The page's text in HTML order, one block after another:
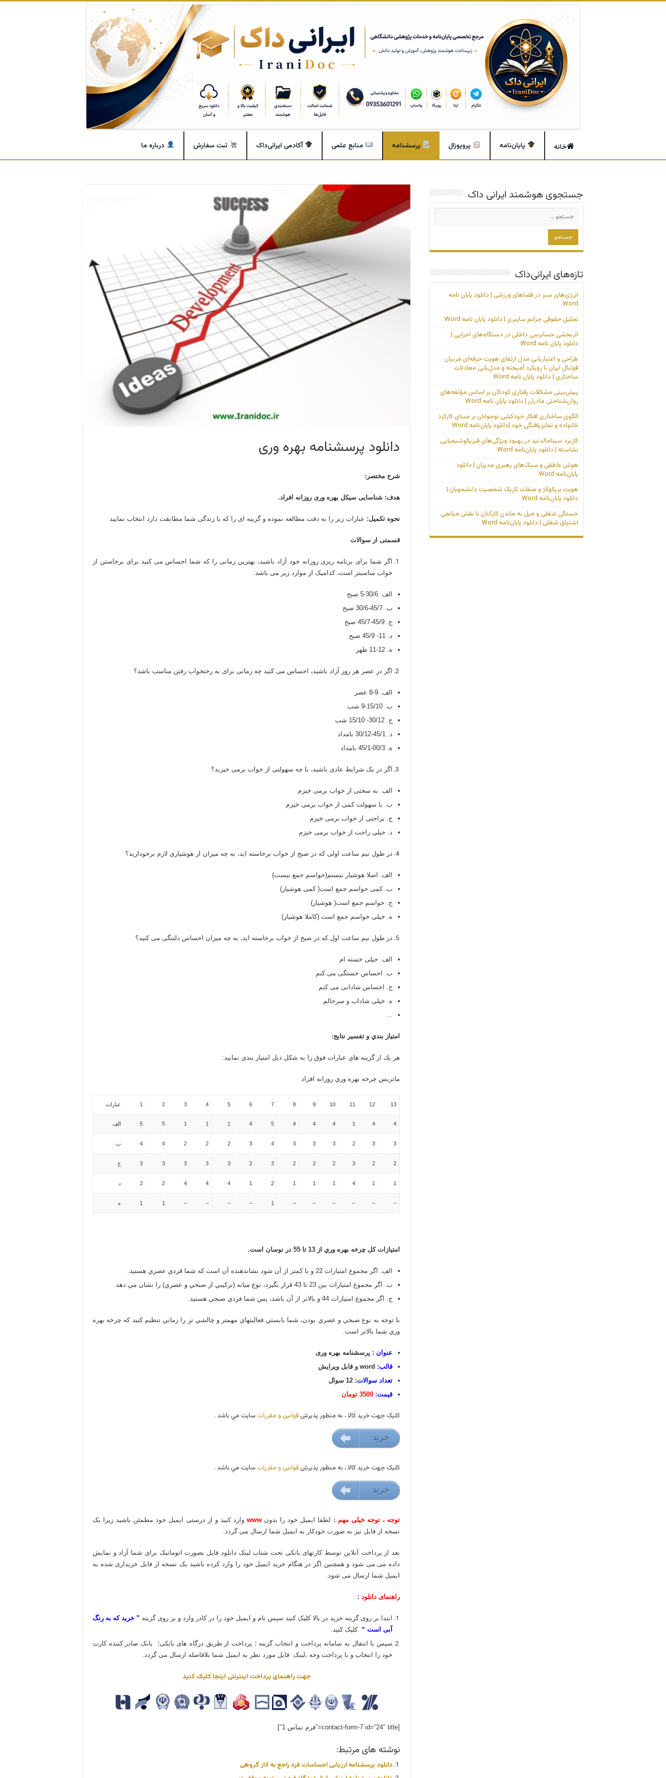
خانه پایان‌نامه پروپوزال پرسشنامه منابع علمی آکادمی ایرانی‌داک ثبت سفارش درباره ما
دانلود پرسشنامه بهره وری
شرح مختصر:
هدف: شناسایی سیکل بهره وری روزانه افراد.
نحوه تکمیل: عبارات زیر را به دقت مطالعه نموده و گزینه ای را که با زندگی شما مطابقت دارد انتخاب نمایید
قسمتی از سوالات
اگر شما برای برنامه ریزی روزانه خود آزاد باشید، بهترین زمانی را که شما احساس می کنید برای برخاستن از
خواب مناسبتر است، کدامیک از موارد زیر می باشد:
الف. 30/6-5 صبح
ب. 45/7-30/6 صبح
ج. 45/9-45/7 صبح
د. 11- 45/9 صبح
ه. 12-11 ظهر
اگر در عصر هر روز آزاد باشید، احساس می کنید چه زمانی برای به رختخواب رفتن مناسب باشد؟
الف. 9-8 عصر
ب. 15/10-9 شب
ج. 30/12- 15/10 شب
د. 45/1-30/12 بامداد
ه. 00/3-45/1 بامداد
اگر در یک شرایط عادی باشید، با چه سهولتی از خواب برمی خیزید؟
الف. به سختی از خواب برمی خیزم
ب. با سهولت کمی از خواب برمی خیزم
ج. براحتی از خواب برمی خیزم
د. خیلی راحت از خواب برمی خیزم
در طول نیم ساعت اولی که در صبح از خواب برخاسته اید، به چه میزان از هوشیاری لازم برخودارید؟
الف. اصلا هوشیار نیستم(حواسم جمع نیست)
ب. کمی حواسم جمع است( کمی هوشیار)
ج. حواسم جمع است( هوشیار)
ه. خیلی حواسم جمع است (کاملا هوشیار)
در طول نیم ساعت اول که در صبح از خواب برخاسته اید، به چه میزان احساس دلتنگی می کنید؟
الف. خیلی خسته ام
ب. احساس خستگی می کنم
ج. احساس شادابی می کنم
ه. خیلی شاداب و سرحالم
امتياز بندي و تفسير نتايج:
هر يك از گزينه هاي عبارات فوق را به شكل ذيل امتياز بندي نماييد:
ماتريس چرخه بهره وري روزانه افراد
13
12
11
10
9
8
7
6
5
4
3
2
1 عبارات
4
4
1
4
4
4
5
4
1
1
1
5
5 الف
3
3
2
3
3
3
4
3
2
2
2
4
4 ب
2
2
3
2
2
2
3
2
3
3
3
3
3 ج
1
1
4
1
1
1
2
1
4
4
4
2
2 د
–
–
–
–
–
–
1
–
–
–
–
1
1 ه
امتيازات كل چرخه بهره وري از 13 تا 55 در نوسان است.
الف. اگر مجموع امتيازات 22 و يا كمتر از آن شود نشاندهنده آن است كه شما فردي عصري هستيد.
ب. اگر مجموع امتيازات بين 23 تا 43 قرار بگيرد، نوع ميانه (تركيبي از صبخي و عصري) را نشان مي دهد.
ج. اگر مجموع امتيازات 44 و بالاتر از آن باشد، پس شما فردي صبحي هستيد.
با توجه به نوع صبحي و عصري بودن، شما بايستي فعاليتهاي مهمتر و چالشي تر را زماني تنظيم كنيد كه چرخه بهره
وري شما بالاتر است.
عنوان : پرسشنامه بهره وری
قالب:
تعداد سوالات:
قیمت: 3500 تومان
کليک جهت خريد کالا ، به منظور پذيرش قوانين و مقررات سايت مي باشد .
35000 تومان خريد
کليک جهت خريد کالا ، به منظور پذيرش قوانين و مقررات سايت مي باشد .
35000 تومان خريد
توجه ، توجه خیلی مهم : لطفا ایمیل خود را بدون www وارد کنید و از درستی ایمیل خود مطمئن باشید زیرا یک
نسخه از فایل نیز به صورت خودکار به ایمیل شما ارسال می گردد.
بعد از پرداخت آنلاین توسط کارتهای بانکی تحت شتاب لینک دانلود فایل بصورت اتوماتیک برای شما آزاد و نمایش
داده می می شود و همچنین اگر در هنگام خرید ایمیل خود را وارد کرده باشید یک نسخه از فایل خریداری شده به
ایمیل شما ارسال می شود.
راهنمای دانلود :
ابتدا بر روی گزینه خرید در بالا کلیک کنید سپس نام و ایمیل خود را در کادر وارد و بر روی گزینه ” خرید که به رنگ
آبی است “ کلیک کنید.
سپس با انتقال به سامانه پرداخت و انتخاب گزینه ؛ پرداخت از طریق درگاه های بانکی؛ بانک صادر کننده کارت
خود را انتخاب و با پرداخت وجه ،لینک فایل مورد نظر به ایمیل شما بلافاصله ارسال می گردد.
جهت راهنمای پرداخت اینترنتی اینجا کلیک کنید
[contact-form-7 id=”24″ title=”فرم تماس 1″]
نوشته های مرتبط:
دانلود پرسشنامه ارزيابی احساسات فرد راجع به کار گروهی
جستجوی هوشمند ایرانی داک
تازه‌های ایرانی‌داک
انرژی‌های سبز در فضاهای ورزشی | دانلود پایان نامه
Word
تحلیل حقوقی جرائم سایبری | دانلود پایان نامه Word
اثربخشی حسابرسی داخلی در دستگاه‌های اجرایی |
دانلود پایان نامه Word
طراحی و اعتباریابی مدل ارتقای هویت حرفه‌ای مربیان
فوتبال ایران با رویکرد آمیخته و مدل‌یابی معادلات
ساختاری | دانلود پایان نامه Word
پیش‌بینی مشکلات رفتاری کودکان بر اساس مؤلفه‌های
روان‌شناختی مادران | دانلود پایان نامه Word
الگوی ساختاری افکار خودکشی نوجوانان بر مبنای کارکرد
خانواده و تمایزیافتگی خود |دانلود پایان‌نامه Word
کاربرد سینامالدئید در بهبود ویژگی‌های فیزیکوشیمیایی
نشاسته | دانلود پایان‌نامه Word
هوش عاطفی و سبک‌های رهبری مدیران | دانلود
پایان‌نامه Word
هویت بریکولاژ و صفات تاریک شخصیت دانشجویان |
دانلود پایان‌نامه Word
خستگی شغلی و میل به ماندن کارکنان با نقش میانجی
اشتیاق شغلی | دانلود پایان‌نامه Word